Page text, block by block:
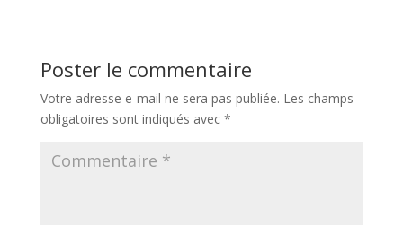
Poster le commentaire
Votre adresse e-mail ne sera pas publiée. Les champs
obligatoires sont indiqués avec *